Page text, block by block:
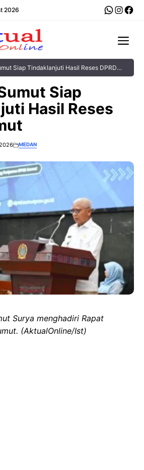
2026
Siap Tindaklanjuti Hasil Reses DPRD
Siap
Hasil Reses
MEDAN
Surya menghadiri Rapat
(AktualOnline/Ist)